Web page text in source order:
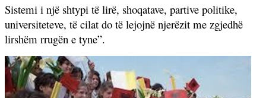
Sistemi i një shtypi të lirë, shoqatave, partive politike,
universiteteve, të cilat do të lejojnë njerëzit me zgjedhë
lirshëm rrugën e tyne”.